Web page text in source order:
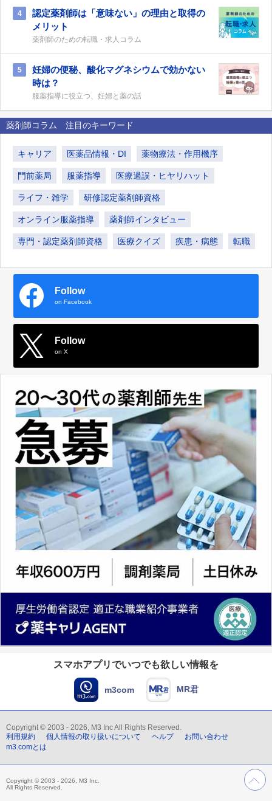
4
認定薬剤師は「意味ない」の理由と取得の
メリット
薬剤師のための転職・求人コラム
5
妊婦の便秘、酸化マグネシウムで効かない
時は？
服薬指導に役立つ、妊婦と薬の話
薬剤師コラム 注目のキーワード
キャリア 医薬品情報・DI 薬物療法・作用機序
門前薬局 服薬指導 医療過誤・ヒヤリハット
ライフ・雑学 研修認定薬剤師資格
オンライン服薬指導 薬剤師インタビュー
専門・認定薬剤師資格 医療クイズ 疾患・病態 転職
Follow
on Facebook
Follow
on X
スマホアプリでいつでも欲しい情報を
m3com MR君
Copyright © 2003 - 2026, M3 Inc All Rights Reserved.
利用規約
個人情報の取り扱いについて ヘルプ
お問い合わせ
m3.comとは
Copyright © 2003 - 2026, M3 Inc.
All Rights Reserved.